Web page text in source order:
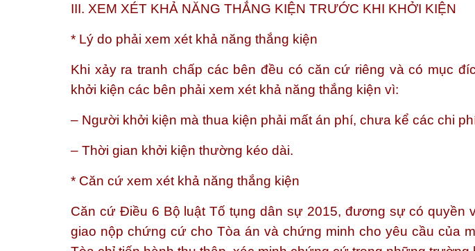
III. XEM XÉT KHẢ NĂNG THẮNG KIỆN TRƯỚC KHI KHỞI KIỆN
* Lý do phải xem xét khả năng thắng kiện
Khi xảy ra tranh chấp các bên đều có căn cứ riêng và có mục
khởi kiện các bên phải xem xét khả năng thắng kiện vì:
– Người khởi kiện mà thua kiện phải mất án phí, chưa kể các chi
– Thời gian khởi kiện thường kéo dài.
* Căn cứ xem xét khả năng thắng kiện
Căn cứ Điều 6 Bộ luật Tố tụng dân sự 2015, đương sự có quyền
giao nộp chứng cứ cho Tòa án và chứng minh cho yêu cầu của